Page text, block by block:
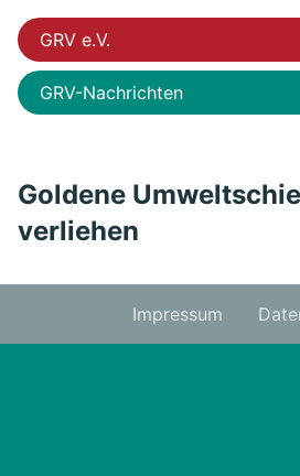
GRV e.V.
GRV-Nachrichten
Goldene
verliehen
Impressum